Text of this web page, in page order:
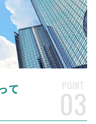
POINT
03
て
ント [品目] パンツ シャツ
容] ゴルフウェアブランド
ーを探しています。 まずは
ッ …
工製造加工の資料請求
依頼地域 大阪府
業務内容] 設計 旋盤加工 [品
（ナラ） ケヤキ 板材 [依